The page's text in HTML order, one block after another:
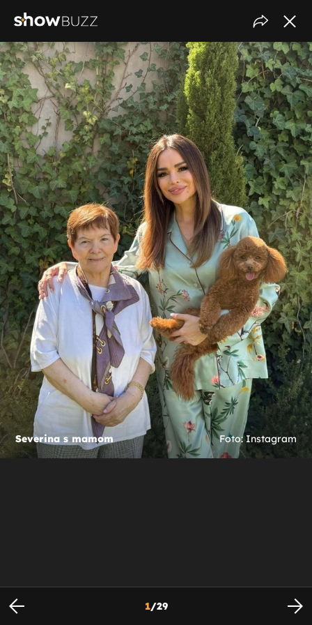
Severina s mamom Foto: Instagram
1/29